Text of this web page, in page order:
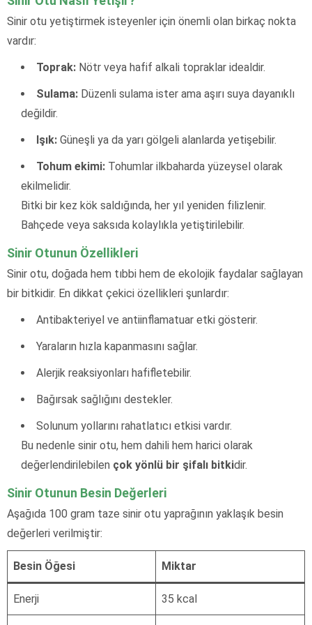
Sinir otu yetiştirmek isteyenler için önemli olan birkaç nokta
vardır:
Toprak: Nötr veya hafif alkali topraklar idealdir.
Sulama: Düzenli sulama ister ama aşırı suya dayanıklı
değildir.
Işık: Güneşli ya da yarı gölgeli alanlarda yetişebilir.
Tohum ekimi: Tohumlar ilkbaharda yüzeysel olarak
ekilmelidir.
Bitki bir kez kök saldığında, her yıl yeniden filizlenir.
Bahçede veya saksıda kolaylıkla yetiştirilebilir.
Sinir Otunun Özellikleri
Sinir otu, doğada hem tıbbi hem de ekolojik faydalar sağlayan
bir bitkidir. En dikkat çekici özellikleri şunlardır:
Antibakteriyel ve antiinflamatuar etki gösterir.
Yaraların hızla kapanmasını sağlar.
Alerjik reaksiyonları hafifletebilir.
Bağırsak sağlığını destekler.
Solunum yollarını rahatlatıcı etkisi vardır.
Bu nedenle sinir otu, hem dahili hem harici olarak
değerlendirilebilen çok yönlü bir şifalı bitkidir.
Sinir Otunun Besin Değerleri
Aşağıda 100 gram taze sinir otu yaprağının yaklaşık besin
değerleri verilmiştir:
Besin Öğesi Miktar
Enerji 35 kcal